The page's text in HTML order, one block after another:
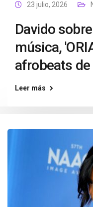
23 julio, 2026
Davido
música,
afrobeats
Leer más